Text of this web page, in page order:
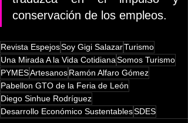
conservación de los empleos.
Revista EspejosSoy Gigi SalazarTurismo
Una Mirada A la Vida CotidianaSomos Turismo
PYMESArtesanosRamón Alfaro Gómez
Pabellon GTO de la Feria de León
Diego Sinhue Rodríguez
Desarrollo Económico SustentablesSDES